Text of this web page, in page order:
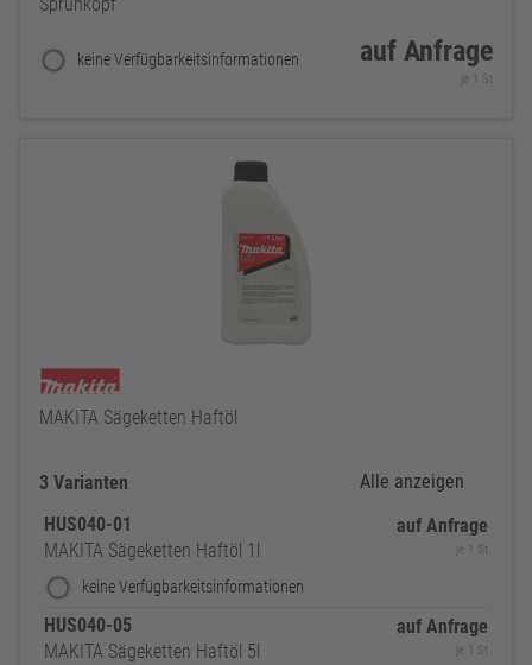
keine Verfügbarkeitsinformationen auf Anfrage
je 1 St
MAKITA Sägeketten Haftöl
3 Varianten
Alle anzeigen
HUS040-01
MAKITA Sägeketten Haftöl 1l
keine Verfügbarkeitsinformationen
auf Anfrage
je 1 St
HUS040-05
MAKITA Sägeketten Haftöl 5l
auf Anfrage
je 1 St